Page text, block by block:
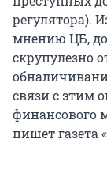
регулятора).
мнению ЦБ,
скрупулезно
связи с этим
финансового
пишет газета